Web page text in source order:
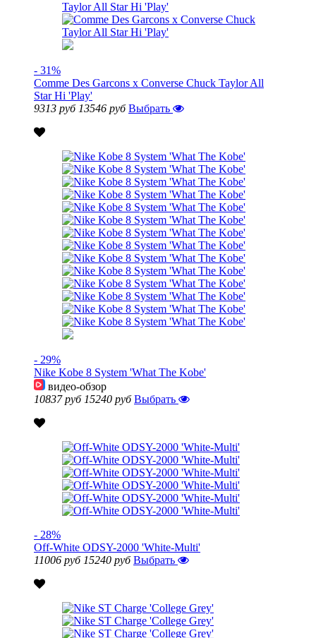
- 31%
Comme Des Garcons x Converse Chuck Taylor All
Star Hi 'Play'
9313 руб 13546 руб Выбрать
- 29%
Nike Kobe 8 System 'What The Kobe'
видео-обзор
10837 руб 15240 руб Выбрать
- 28%
Off-White ODSY-2000 'White-Multi'
11006 руб 15240 руб Выбрать